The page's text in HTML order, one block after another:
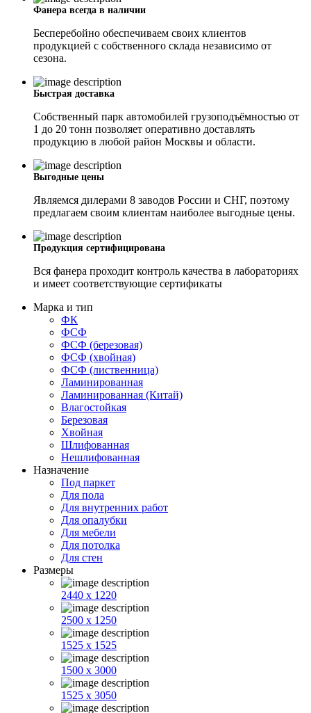
Фанера всегда в наличии
Бесперебойно обеспечиваем своих клиентов
продукцией с собственного склада независимо от
сезона.
Быстрая доставка
Собственный парк автомобилей грузоподъёмностью от
1 до 20 тонн позволяет оперативно доставлять
продукцию в любой район Москвы и области.
Выгодные цены
Являемся дилерами 8 заводов России и СНГ, поэтому
предлагаем своим клиентам наиболее выгодные цены.
Продукция сертифицирована
Вся фанера проходит контроль качества в лабораториях
и имеет соответствующие сертификаты
Марка и тип
ФК
ФСФ
ФСФ (березовая)
ФСФ (хвойная)
ФСФ (лиственница)
Ламинированная
Ламинированная (Китай)
Влагостойкая
Березовая
Хвойная
Шлифованная
Нешлифованная
Назначение
Под паркет
Для пола
Для внутренних работ
Для опалубки
Для мебели
Для потолка
Для стен
Размеры
2440 x 1220
2500 x 1250
1525 x 1525
1500 x 3000
1525 x 3050